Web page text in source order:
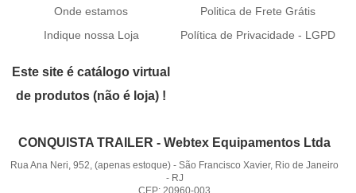
Onde estamos
Indique nossa Loja
Politica de Frete Grátis
Política de Privacidade - LGPD
Este site é catálogo virtual
de produtos (não é loja) !
CONQUISTA TRAILER - Webtex Equipamentos Ltda
Rua Ana Neri, 952, (apenas estoque) -São Francisco Xavier, Rio de Janeiro
- RJ